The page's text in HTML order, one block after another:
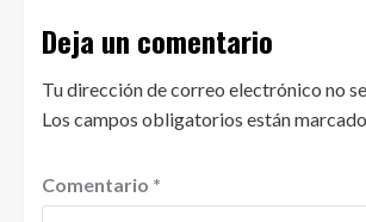
Deja un comentario
Tu dirección de correo electrónico no
Los campos obligatorios están
Comentario *